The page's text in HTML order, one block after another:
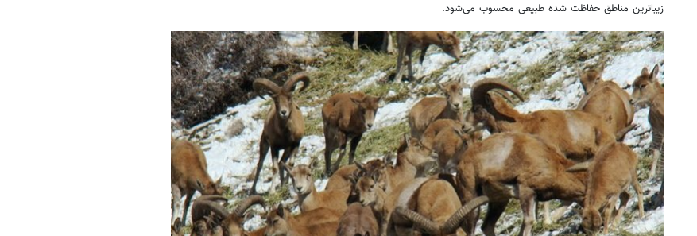
زیباترین مناطق حفاظت شده طبیعی محسوب می‌شود.